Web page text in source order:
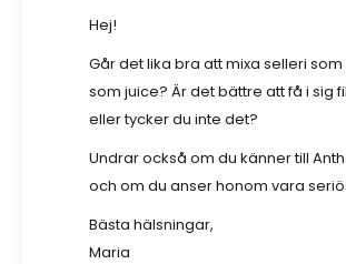
Hej!
Går det lika bra att mixa selleri
som juice? Är det bättre att få i sig
eller tycker du inte det?
Undrar också om du känner till
och om du anser honom vara
Bästa hälsningar,
Maria